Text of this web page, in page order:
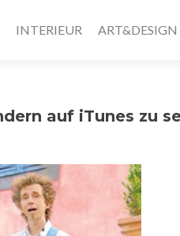
INTERIEUR ART&DESIGN
auf iTunes zu